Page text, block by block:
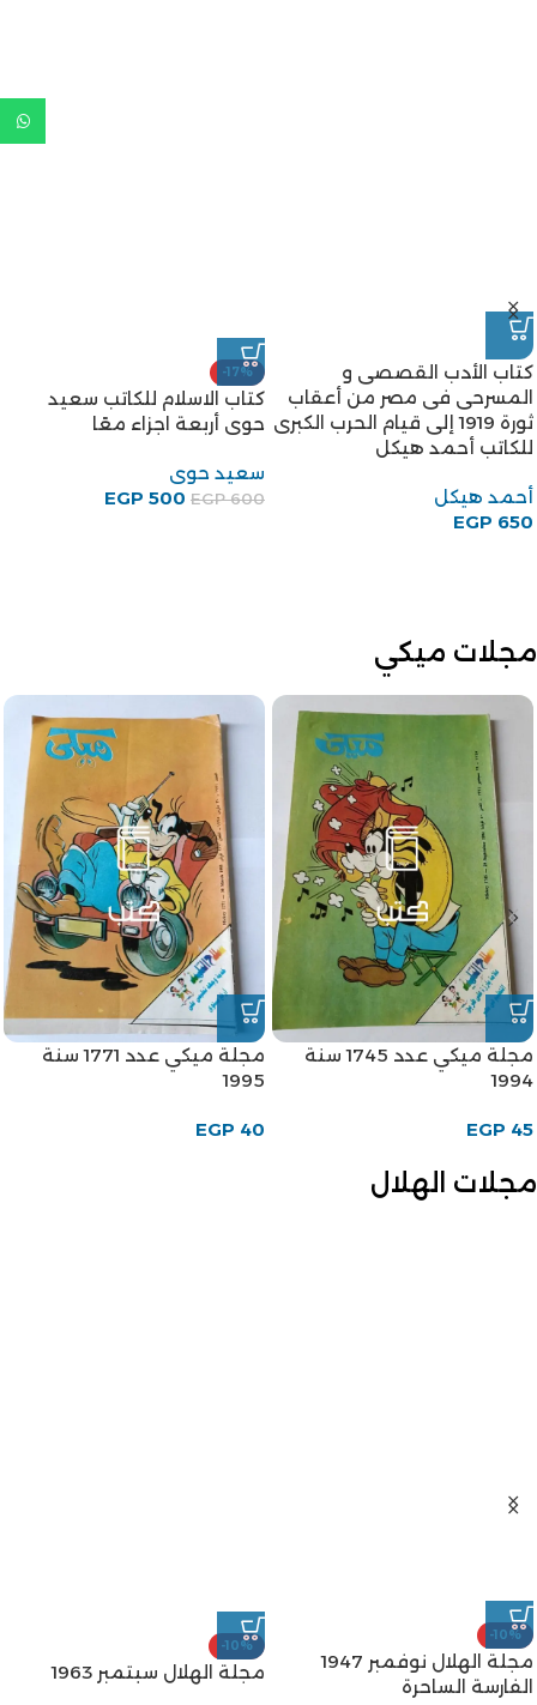
كتاب الأدب القصصى و
المسرحى فى مصر من أعقاب
ثورة 1919 إلى قيام الحرب الكبرى
للكاتب أحمد هيكل
أحمد هيكل
EGP 650
-17%
كتاب الاسلام للكاتب سعيد
حوى أربعة اجزاء معًا
سعيد حوى
EGP600
EGP 500
مجلات ميكي
مجلة ميكي عدد 1745 سنة
1994
EGP 45
مجلة ميكي عدد 1771 سنة
1995
EGP 40
مجلات الهلال
-10%
مجلة الهلال نوفمبر 1947
الفارسة الساحرة
-10%
مجلة الهلال سبتمبر 1963